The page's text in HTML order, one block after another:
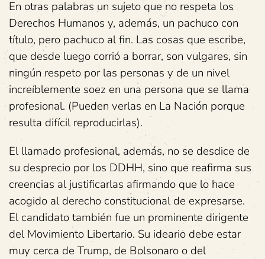
En otras palabras un sujeto que no respeta los
Derechos Humanos y, además, un pachuco con
título, pero pachuco al fin. Las cosas que escribe,
que desde luego corrió a borrar, son vulgares, sin
ningún respeto por las personas y de un nivel
increíblemente soez en una persona que se llama
profesional. (Pueden verlas en La Nación porque
resulta difícil reproducirlas).
El llamado profesional, además, no se desdice de
su desprecio por los DDHH, sino que reafirma sus
creencias al justificarlas afirmando que lo hace
acogido al derecho constitucional de expresarse.
El candidato también fue un prominente dirigente
del Movimiento Libertario. Su ideario debe estar
muy cerca de Trump, de Bolsonaro o del